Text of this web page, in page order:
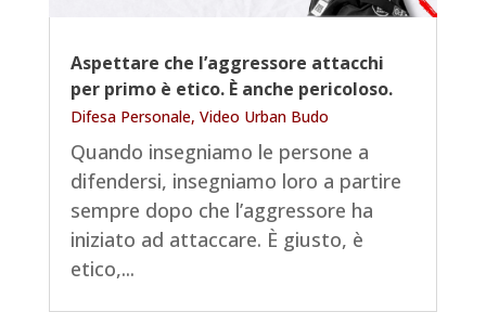
Aspettare che l’aggressore attacchi
per primo è etico. È anche pericoloso.
Difesa Personale, Video Urban Budo
Quando insegniamo le persone a
difendersi, insegniamo loro a partire
sempre dopo che l’aggressore ha
iniziato ad attaccare. È giusto, è
etico,...